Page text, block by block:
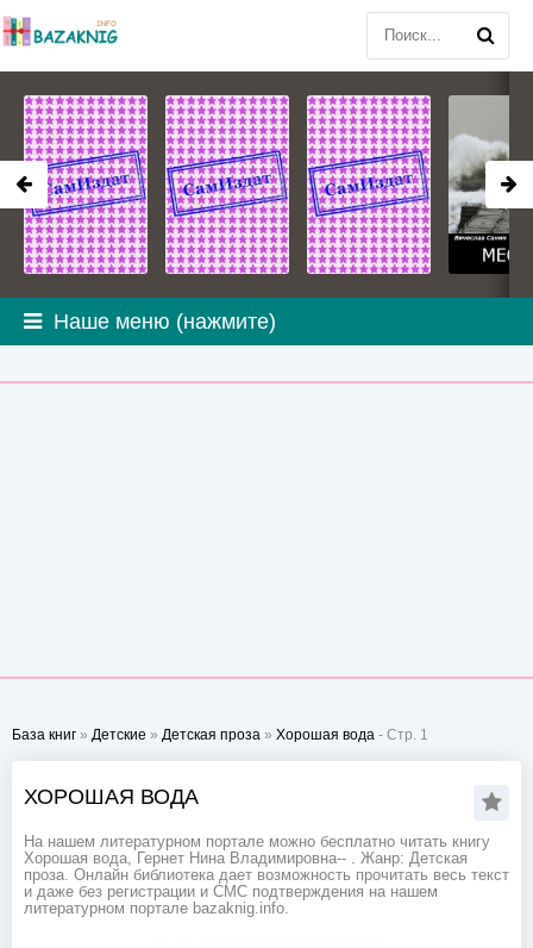
Наше меню (нажмите)
База книг » Детские » Детская проза » Хорошая вода - Стр. 1
ХОРОШАЯ ВОДА
На нашем литературном портале можно бесплатно читать книгу
Хорошая вода, Гернет Нина Владимировна-- . Жанр: Детская
проза. Онлайн библиотека дает возможность прочитать весь текст
и даже без регистрации и СМС подтверждения на нашем
литературном портале bazaknig.info.